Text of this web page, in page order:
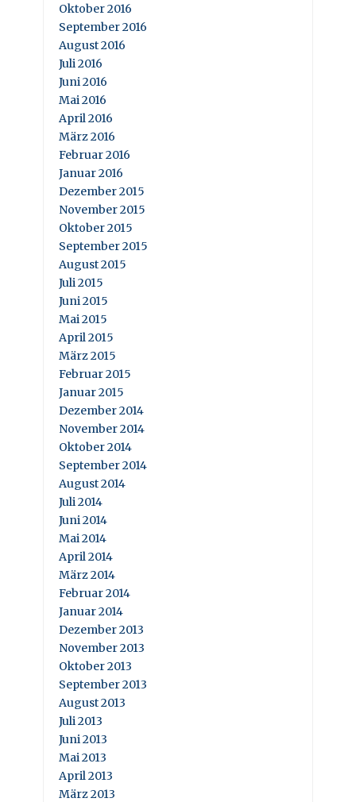
Oktober 2016
September 2016
August 2016
Juli 2016
Juni 2016
Mai 2016
April 2016
März 2016
Februar 2016
Januar 2016
Dezember 2015
November 2015
Oktober 2015
September 2015
August 2015
Juli 2015
Juni 2015
Mai 2015
April 2015
März 2015
Februar 2015
Januar 2015
Dezember 2014
November 2014
Oktober 2014
September 2014
August 2014
Juli 2014
Juni 2014
Mai 2014
April 2014
März 2014
Februar 2014
Januar 2014
Dezember 2013
November 2013
Oktober 2013
September 2013
August 2013
Juli 2013
Juni 2013
Mai 2013
April 2013
März 2013